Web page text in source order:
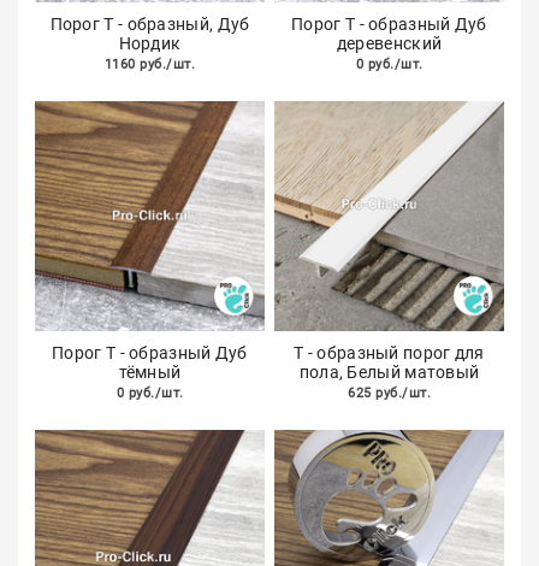
Порог Т - образный, Дуб
Нордик
1160 руб./шт.
Порог Т - образный Дуб
деревенский
0 руб./шт.
Порог Т - образный Дуб
тёмный
0 руб./шт.
Т - образный порог для
пола, Белый матовый
625 руб./шт.